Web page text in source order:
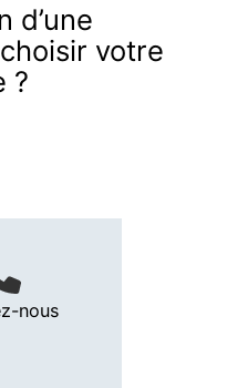
d’une
votre
?
nous